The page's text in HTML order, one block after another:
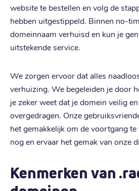
website te bestellen en volg de
hebben uitgestippeld. Binnen no-
domeinnaam verhuisd en kun je
uitstekende service.
We zorgen ervoor dat alles
verhuizing. We begeleiden je door
je zeker weet dat je domein veilig
overgedragen. Onze
het gemakkelijk om de voortgang
nog en ervaar het gemak van onze
Kenmerken van